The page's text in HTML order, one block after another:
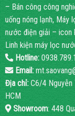
– Bán công công
uống nóng lạnh, Máy
nước điện giải – icon
Linh kiện máy lọc
Hotline:
Email:
Địa chỉ: C6/4 Nguyễn
HCM
Showroom: 448